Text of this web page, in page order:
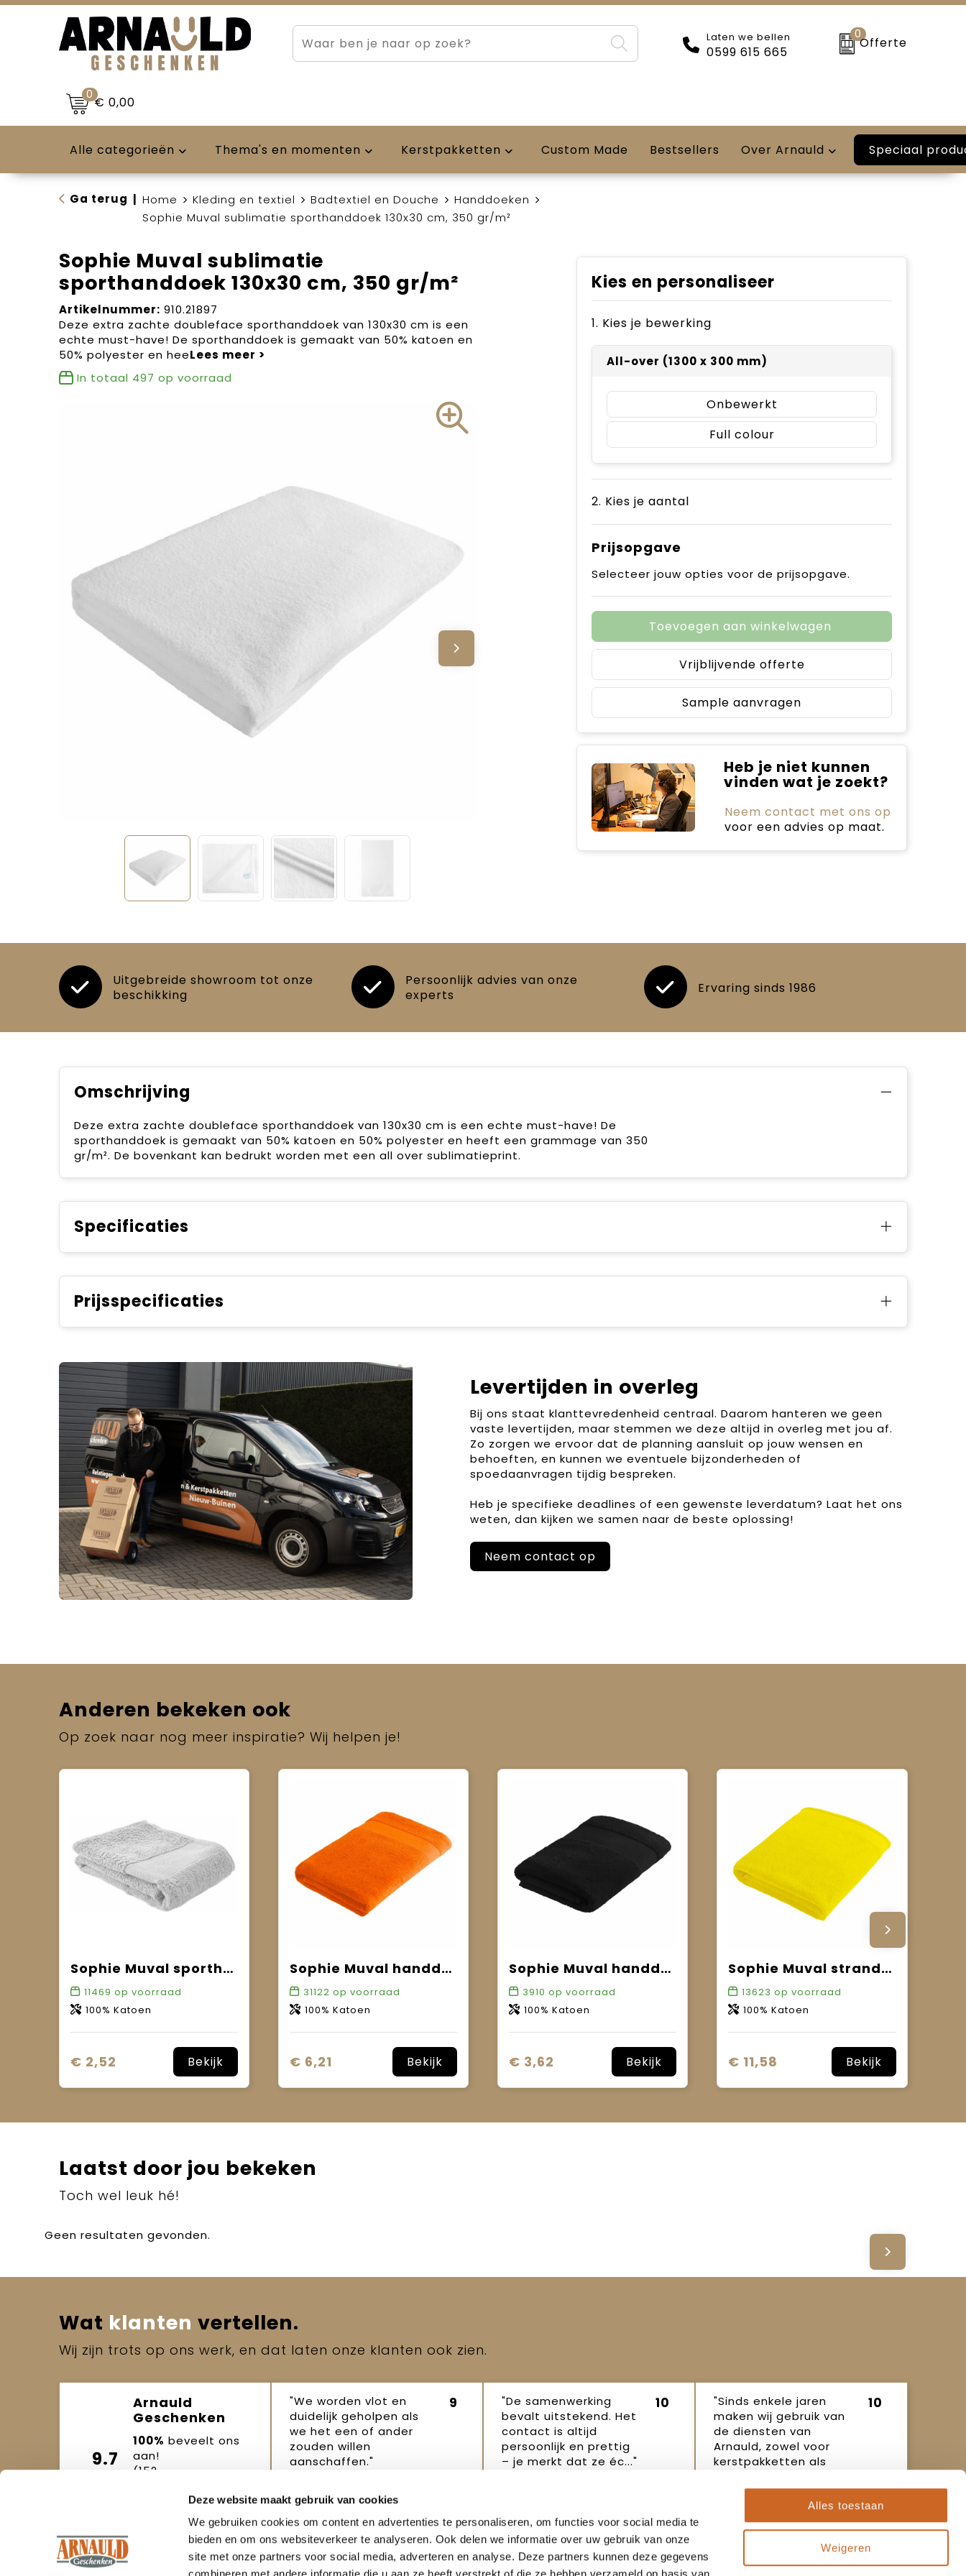
Deze website maakt gebruik van cookies
We gebruiken cookies om content en advertenties te personaliseren, om functies voor social media te
bieden en om ons websiteverkeer te analyseren. Ook delen we informatie over uw gebruik van onze
site met onze partners voor social media, adverteren en analyse. Deze partners kunnen deze gegevens
Alles toestaan
Weigeren
Laten we bellen
0599 615 665
0
Offerte
0€ 0,00
Alle categorieën Thema's en momenten Kerstpakketten Custom Made Bestsellers Over Arnauld Speciaal
Ga terug Home Kleding en textiel Badtextiel en Douche
Handdoeken
Sophie Muval sublimatie sporthanddoek 130x30 cm, 350 gr/m²
Sophie Muval sublimatie
sporthanddoek 130x30 cm, 350 gr/m²
Artikelnummer: 910.21897
Deze extra zachte doubleface sporthanddoek van 130x30 cm is een
echte must-have! De sporthanddoek is gemaakt van 50% katoen en
50% polyester en hee
In totaal 497 op voorraad
Kies en personaliseer
1. Kies je bewerking
All-over (1300 x 300 mm)
Onbewerkt
Full colour
2. Kies je aantal
Prijsopgave
Selecteer jouw opties voor de prijsopgave.
Toevoegen aan winkelwagen
Vrijblijvende offerte
Sample aanvragen
Heb je niet kunnen
vinden wat je zoekt?
Neem contact met ons op
voor een advies op maat.
Uitgebreide showroom tot onze
beschikking
Persoonlijk advies van onze
experts
Ervaring sinds 1986
Omschrijving
Deze extra zachte doubleface sporthanddoek van 130x30 cm is een echte must-have! De
sporthanddoek is gemaakt van 50% katoen en 50% polyester en heeft een grammage van 350
gr/m². De bovenkant kan bedrukt worden met een all over sublimatieprint.
Specificaties
Prijsspecificaties
Levertijden in overleg
Bij ons staat klanttevredenheid centraal. Daarom hanteren we geen
vaste levertijden, maar stemmen we deze altijd in overleg met jou af.
Zo zorgen we ervoor dat de planning aansluit op jouw wensen en
behoeften, en kunnen we eventuele bijzonderheden of
spoedaanvragen tijdig bespreken.
Heb je specifieke deadlines of een gewenste leverdatum? Laat het ons
weten, dan kijken we samen naar de beste oplossing!
Neem contact op
Anderen bekeken ook
Op zoek naar nog meer inspiratie? Wij helpen je!
Sophie Muval sporthanddoek 130x30 cm, 450 gr/m²
11469 op voorraad
100% Katoen
€ 2,52 Bekijk
Sophie Muval handdoek 140x70 cm, 450 gr/m²
31122 op voorraad
100% Katoen
€ 6,21 Bekijk
Sophie Muval handdoek 100x50 cm, 520 gr/m²
3910 op voorraad
100% Katoen
€ 3,62 Bekijk
Sophie Muval strandhanddoek 180x100 cm, 450 gr/m²
13623 op voorraad
100% Katoen
€ 11,58 Bekijk
Laatst door jou bekeken
Toch wel leuk hé!
Geen resultaten gevonden.
Wat klanten vertellen.
Wij zijn trots op ons werk, en dat laten onze klanten ook zien.
9.7
Arnauld
Geschenken
100% beveelt ons
aan!
(152
Beoordeel ons
"We worden vlot en
duidelijk geholpen als
we het een of ander
zouden willen
aanschaffen."
9
Joop Robertus
oktober 2025
"De samenwerking
bevalt uitstekend. Het
contact is altijd
persoonlijk en prettig
– je merkt dat ze éc..."
10
"Sinds enkele jaren
maken wij gebruik van
de diensten van
Arnauld, zowel voor
kerstpakketten als
10
16 oktober